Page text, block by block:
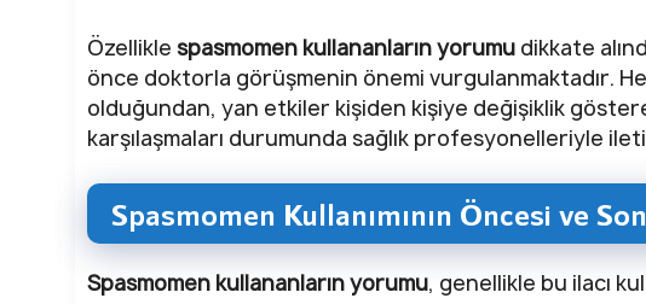
Özellikle spasmomen kullananların yorumu dikkate
önce doktorla görüşmenin önemi vurgulanmaktadır.
olduğundan, yan etkiler kişiden kişiye değişiklik
karşılaşmaları durumunda sağlık profesyonelleriyle
Spasmomen Kullanımının Öncesi ve
Spasmomen kullananların yorumu, genellikle bu ilacı